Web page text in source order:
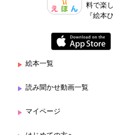
料で楽
『絵本
絵本一覧
読み聞かせ動画一覧
マイページ